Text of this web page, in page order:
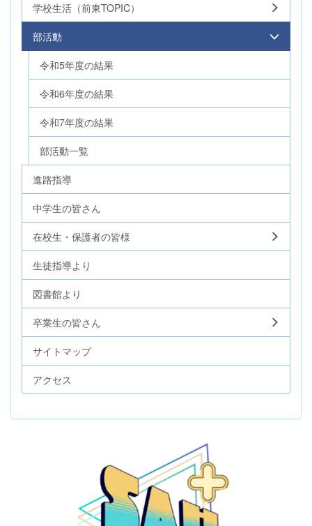
学校生活（前東TOPIC）
部活動
令和5年度の結果
令和6年度の結果
令和7年度の結果
部活動一覧
進路指導
中学生の皆さん
在校生・保護者の皆様
生徒指導より
図書館より
卒業生の皆さん
サイトマップ
アクセス